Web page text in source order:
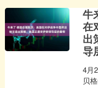
牛
在
出
导
4月
贝